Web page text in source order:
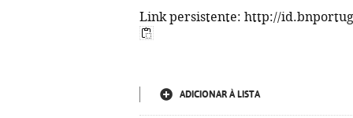
Link persistente: http://
ADICIONAR À LISTA